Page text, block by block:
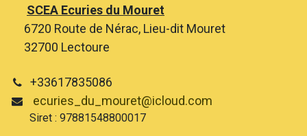
SCEA Ecuries du Mouret
6720 Route de Nérac, Lieu-dit Mouret
32700 Lectoure
+33617835086
ecuries_du_mouret@icloud.com
Siret : 97881548800017